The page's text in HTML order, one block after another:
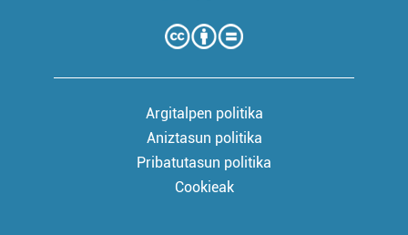
Argitalpen politika
Aniztasun politika
Pribatutasun politika
Cookieak